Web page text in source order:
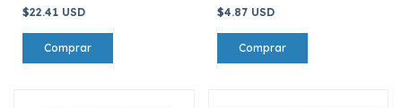
$22.41 USD $4.87 USD